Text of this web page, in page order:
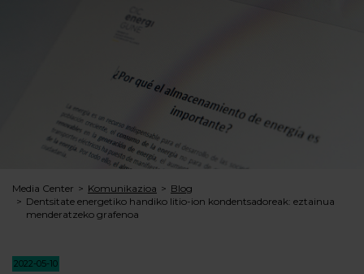
Media Center Komunikazioa
Blog
Dentsitate energetiko handiko litio-ion kondentsadoreak: eztainua
menderatzeko grafenoa
2022-05-10